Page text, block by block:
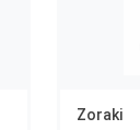
Zoraki